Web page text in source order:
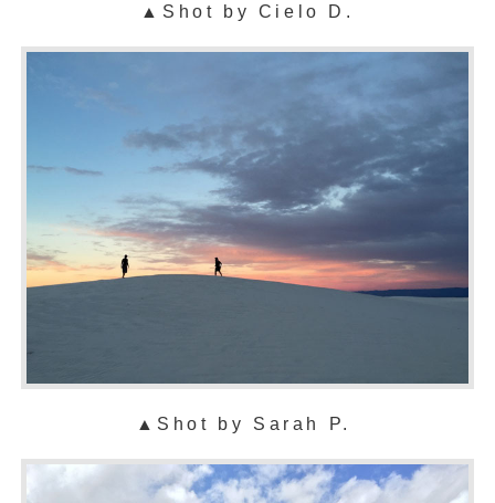
▲Shot by Cielo D.
▲ Shot by Sarah P.